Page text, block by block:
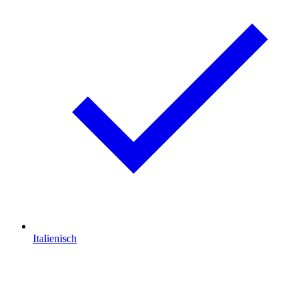
Italienisch